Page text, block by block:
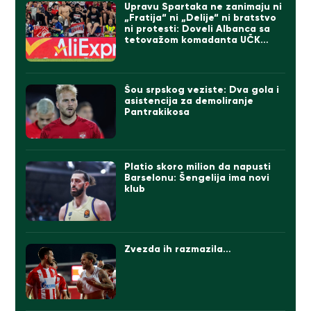
Upravu Spartaka ne zanimaju ni
„Fratija“ ni „Delije“ ni bratstvo
ni protesti: Doveli Albanca sa
tetovažom komadanta UČK
Šou srpskog veziste: Dva gola i
asistencija za demoliranje
Pantrakikosa
Platio skoro milion da napusti
Barselonu: Šengelija ima novi
klub
Zvezda ih razmazila…